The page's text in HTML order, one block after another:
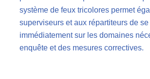
système de feux tricolores permet
superviseurs et aux répartiteurs de
immédiatement sur les domaines
enquête et des mesures correctives.